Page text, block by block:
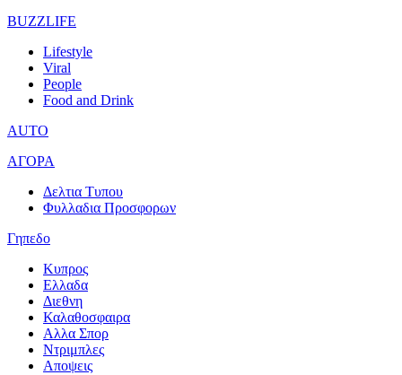
BUZZLIFE
Lifestyle
Viral
People
Food and Drink
AUTO
ΑΓΟΡΑ
Δελτια Τυπου
Φυλλαδια Προσφορων
Γηπεδο
Κυπρος
Ελλαδα
Διεθνη
Καλαθοσφαιρα
Αλλα Σπορ
Ντριμπλες
Αποψεις